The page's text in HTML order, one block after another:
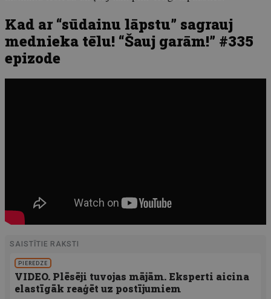
Kad ar “sūdainu lāpstu” sagrauj
mednieka tēlu! “Šauj garām!” #335
epizode
SAISTĪTIE RAKSTI
PIEREDZE
VIDEO. Plēsēji tuvojas mājām. Eksperti aicina
elastīgāk reaģēt uz postījumiem